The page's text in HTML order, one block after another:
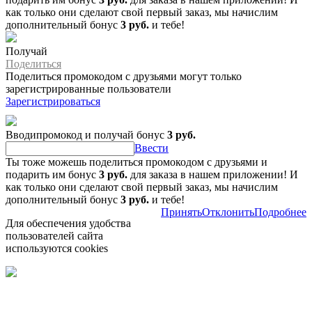
как только они сделают свой первый заказ, мы начислим
дополнительный бонус 3 руб. и тебе!
Получай
Поделиться
Поделиться промокодом с друзьями могут только
зарегистрированные пользователи
Зарегистрироваться
Вводипромокод и получай бонус 3 руб.
Ввести
Ты тоже можешь поделиться промокодом с друзьями и
подарить им бонус 3 руб. для заказа в нашем приложении! И
как только они сделают свой первый заказ, мы начислим
дополнительный бонус 3 руб. и тебе!
Для обеспечения удобства
пользователей сайта
используются cookies
ПринятьОтклонитьПодробнее